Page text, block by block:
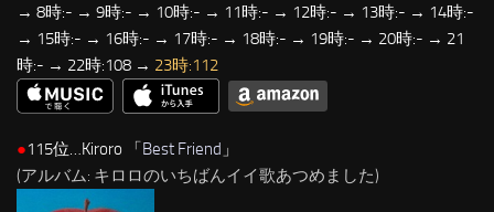
→ 8時:- → 9時:- → 10時:- → 11時:- → 12時:- → 13時:- → 14時:-
→ 15時:- → 16時:- → 17時:- → 18時:- → 19時:- → 20時:- → 21
時:- → 22時:108 → 23時:112
●115位…Kiroro 「Best Friend 」
(アルバム: キロロのいちばんイイ歌あつめました)